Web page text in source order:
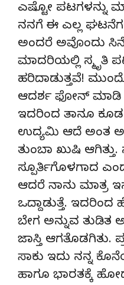
ಎಷ್ಟೋ ಪಟಗಳನ್ನು
ನನಗೆ ಈ ಎಲ್ಲ
ಅಂದರೆ ಅವೊಂದು
ಮಾದರಿಯಲ್ಲಿ ಸ್ಮೃತಿ
ಹರಿದಾಡುತ್ತವೆ!
ಆದರ್ಶ ಫೋನ್ ಮಾಡಿ
ಇದರಿಂದ ತಾನೂ ಕೂಡ
ಉದ್ಯಮಿ ಆದೆ ಅಂತ
ತುಂಬಾ ಖುಷಿ ಆಗಿತ್ತು.
ಸ್ಪೂರ್ತಿಗೊಳಗಾದ
ಆದರೆ ನಾನು ಮಾತ್ರ
ಒದ್ದಾಡುತ್ತೆ.
ಬೇಗ ಅನ್ನುವ ತುಡಿತ
ಜಾಸ್ತಿ ಆಗತೊಡಗಿತು.
ಸಾಕು ಇದು ನನ್ನ
ಹಾಗೂ ಭಾರತಕ್ಕೆ